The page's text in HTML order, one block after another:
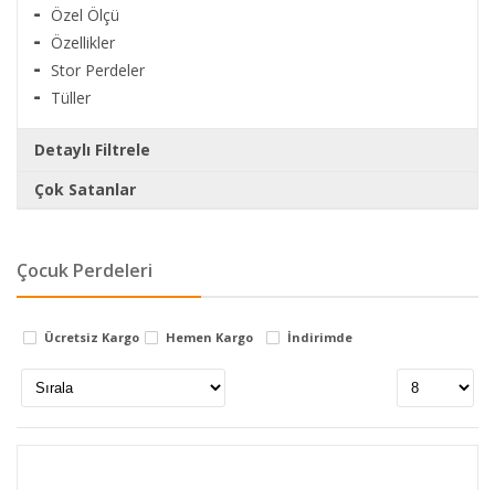
Özel Ölçü
Özellikler
Stor Perdeler
Tüller
Detaylı Filtrele
sirkeci perde
stokta yok
Çok Satanlar
Çocuk Perdeleri
Ücretsiz Kargo Hemen Kargo İndirimde